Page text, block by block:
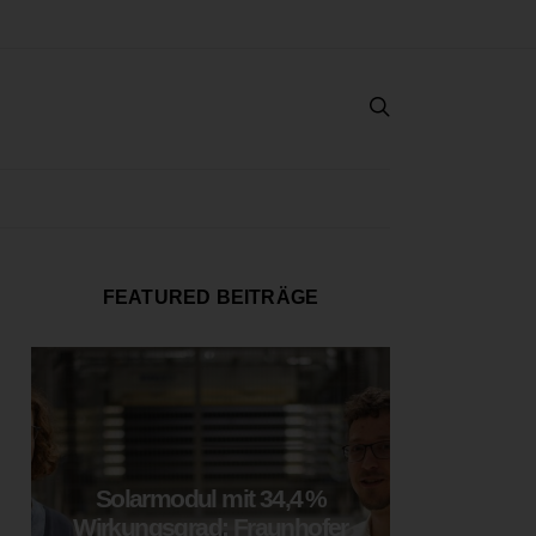
FEATURED BEITRÄGE
Solarmodul mit 34,4 %
Wirkungsgrad: Fraunhofer